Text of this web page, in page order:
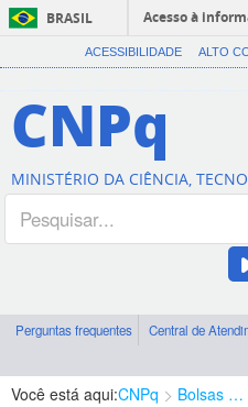
BRASIL
Acesso à
ACESSIBILIDADE ALTO
CNPq
MINISTÉRIO DA CIÊNCIA,
Perguntas frequentes Central de
Você está aqui:CNPq Bolsas e Auxílios Vigentes